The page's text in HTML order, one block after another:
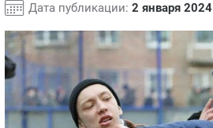
Дата публикации: 2 января 2024